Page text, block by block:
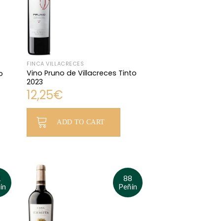
FINCA VILLACRECES
Vino Pruno de Villacreces Tinto
2023
12,25€
ADD TO CART
88
Peñín